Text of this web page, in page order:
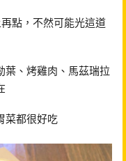
點，不然可能光這道
葉、烤雞肉、馬茲瑞拉
菜都很好吃